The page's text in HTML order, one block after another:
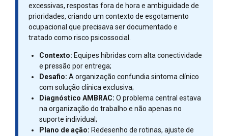
excessivas, respostas fora de hora e ambiguidade de
prioridades, criando um contexto de esgotamento
ocupacional que precisava ser documentado e
tratado como risco psicossocial.
Contexto: Equipes híbridas com alta conectividade
e pressão por entrega;
Desafio: A organização confundia sintoma clínico
com solução clínica exclusiva;
Diagnóstico AMBRAC: O problema central estava
na organização do trabalho e não apenas no
suporte individual;
Plano de ação: Redesenho de rotinas, ajuste de